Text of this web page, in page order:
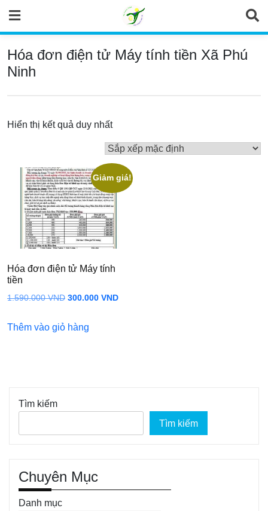
content
Hóa đơn điện tử Máy tính tiền Xã Phú
Ninh
Hiển thị kết quả duy nhất
Giảm giá!
Hóa đơn điện tử Máy tính
tiền
1.590.000VND Giá
là:
300.000 VNDGiá
Thêm vào giỏ hàng
Tìm kiếm
Tìm kiếm
Chuyên Mục
Danh mục